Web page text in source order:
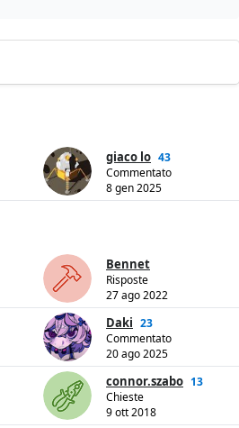
giaco lo 43
Commentato
8 gen 2025
Bennet
Risposte
27 ago 2022
Daki 23
Commentato
20 ago 2025
connor.szabo 13
Chieste
9 ott 2018